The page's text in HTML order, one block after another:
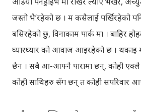
जस्तो भै’रहेको छ । म कसैलाई पर्खिरहेको
बसिरहेको छु, विनाकाम पार्क मा । बाहिर
घ्यारघ्यार को आवाज आइरहेको छ । थकाइ
छैन । सबै आ-आफ्नै पारामा छन्, कोही एक्लै
कोही साथिहरु सँग छन् त कोही सपरिवार